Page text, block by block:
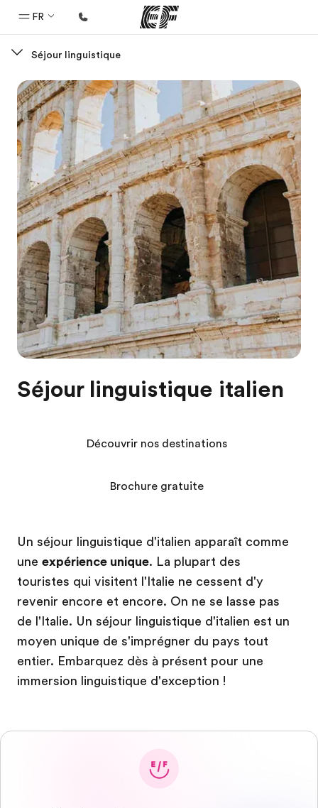
FR
Bienvenue chez EF
Programmes
Nos offres
Bureaux
Trouver un bureau
A propos de nous
Qui sommes-nous ?
EF recrute
Rejoignez nos équipes
Séjour linguistique
Séjour linguistique italien
Un séjour linguistique d'italien apparaît comme
une expérience unique. La plupart des
touristes qui visitent l'Italie ne cessent d'y
revenir encore et encore. On ne se lasse pas
de l'Italie. Un séjour linguistique d'italien est un
moyen unique de s'imprégner du pays tout
entier. Embarquez dès à présent pour une
immersion linguistique d'exception !
Découvrir nos destinations
Brochure gratuite